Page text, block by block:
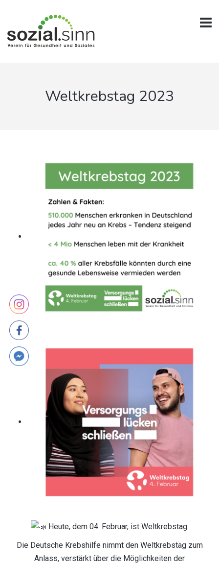
Weltkrebstag 2023
Heute, dem 04. Februar, ist Weltkrebstag.
Die Deutsche Krebshilfe nimmt den Weltkrebstag zum
Anlass, verstärkt über die Möglichkeiten der